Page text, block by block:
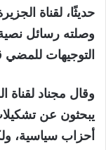
حديثًا، لقناة
التوجيهات للمضي
وقال مجناد لقناة
يبحثون عن
أحزاب سياسية،